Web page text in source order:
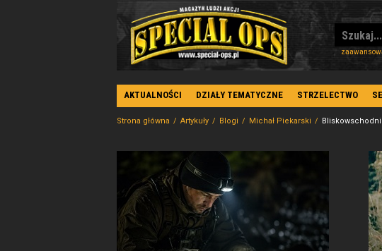
AKTUALNOŚCI DZIAŁY TEMATYCZNE STRZELECTWO
Strona główna Artykuły Blogi Michał Piekarski